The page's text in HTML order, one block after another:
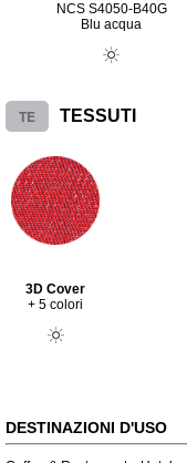
NCS S4050-B40G
Blu acqua
TE TESSUTI
3D Cover
+ 5 colori
DESTINAZIONI D'USO